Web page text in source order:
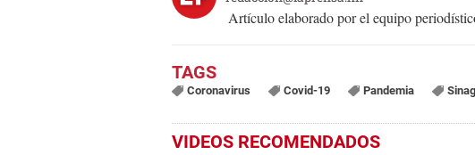
Artículo elaborado por el equipo
Coronavirus Covid-19 Pandemia
VIDEOS RECOMENDADOS